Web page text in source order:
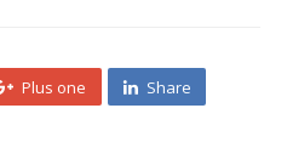
Plus one Share